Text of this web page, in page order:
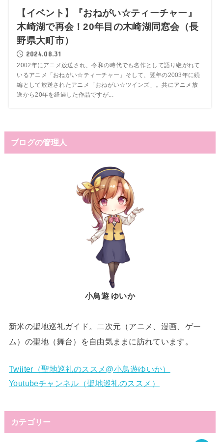
【イベント】『おねがい☆ティーチャー』
木崎湖で再会！20年目の木崎湖同窓会（長
野県大町市）
2024.08.31
2002年にアニメ放送され、令和の時代でも名作として語り継がれて
いるアニメ「おねがい☆ティーチャー」そして、翌年の2003年に続
編として放送されたアニメ「おねがい☆ツインズ」。共にアニメ放
送から20年を経過した作品ですが...
ブログの管理人
小鳥遊 ゆいか
新米の聖地巡礼ガイド。二次元（アニメ、漫画、ゲー
ム）の聖地（舞台）を自由気ままに訪れています。
Twiiter（聖地巡礼のススメ@小鳥遊ゆいか）
Youtubeチャンネル（聖地巡礼のススメ）
カテゴリー